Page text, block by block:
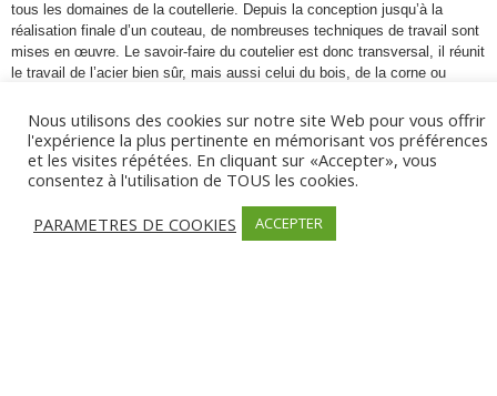
tous les domaines de la coutellerie. Depuis la conception jusqu’à la
réalisation finale d’un couteau, de nombreuses techniques de travail sont
mises en œuvre. Le savoir-faire du coutelier est donc transversal, il réunit
le travail de l’acier bien sûr, mais aussi celui du bois, de la corne ou
d’artisan les couteliers de la maison Ceccaldi ne cessent de se former à
de nouvelles techniques, au travail de nouveaux matériaux. L’alchimie
créée par ces différentes formations rend le savoir-faire de chaque
coutelier unique.
Nous utilisons des cookies sur notre site Web pour vous offrir
l'expérience la plus pertinente en mémorisant vos préférences
et les visites répétées. En cliquant sur «Accepter», vous
consentez à l'utilisation de TOUS les cookies.
PARAMETRES DE COOKIES
ACCEPTER